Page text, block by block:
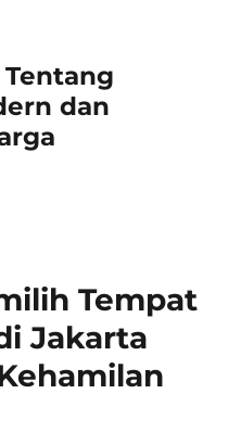
dan
Tempat
Jakarta